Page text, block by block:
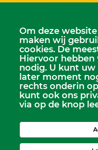
Scriba
Dhr. Leen Kruithof
scriba@kerkheerjansdam.nl
Om deze
maken wij
cookies. De
Hiervoor
nodig. U kunt
later moment
rechts onderin
kunt ook ons
via op de knop